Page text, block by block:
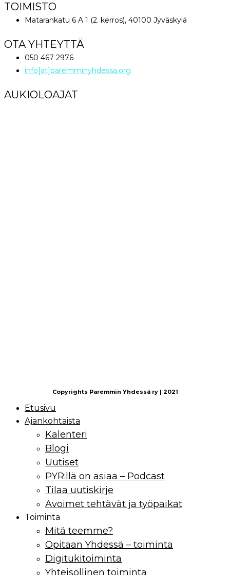
TOIMISTO
Matarankatu 6 A 1 (2. kerros), 40100 Jyväskylä
OTA YHTEYTTÄ
050 467 2976
info[at]paremminyhdessa.org
AUKIOLOAJAT
Copyrights Paremmin Yhdessä ry | 2021
Etusivu
Ajankohtaista
Kalenteri
Blogi
Uutiset
PYR:llä on asiaa – Podcast
Tilaa uutiskirje
Avoimet tehtävät ja työpaikat
Toiminta
Mitä teemme?
Opitaan Yhdessä – toiminta
Digitukitoiminta
Yhteisöllinen toiminta